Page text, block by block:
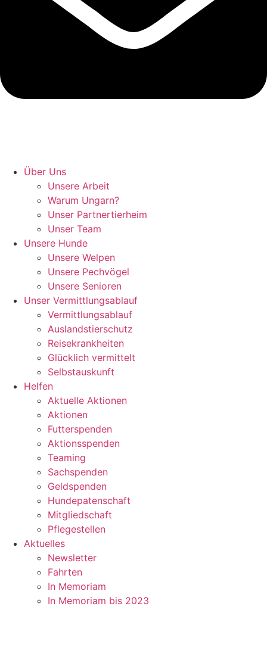
Über Uns
Unsere Arbeit
Warum Ungarn?
Unser Partnertierheim
Unser Team
Unsere Hunde
Unsere Welpen
Unsere Pechvögel
Unsere Senioren
Unser Vermittlungsablauf
Vermittlungsablauf
Auslandstierschutz
Reisekrankheiten
Glücklich vermittelt
Selbstauskunft
Helfen
Aktuelle Aktionen
Aktionen
Futterspenden
Aktionsspenden
Teaming
Sachspenden
Geldspenden
Hundepatenschaft
Mitgliedschaft
Pflegestellen
Aktuelles
Newsletter
Fahrten
In Memoriam
In Memoriam bis 2023